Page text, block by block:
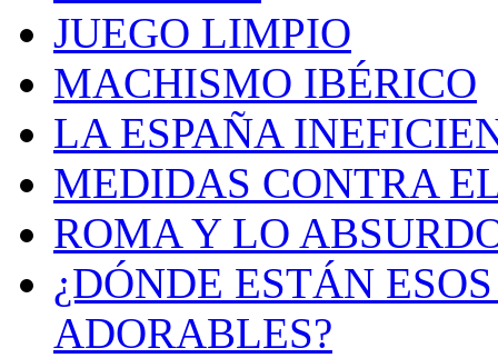
JUEGO LIMPIO
MACHISMO IBÉRICO
LA ESPAÑA
MEDIDAS CONTRA
ROMA Y LO
¿DÓNDE ESTÁN
ADORABLES?